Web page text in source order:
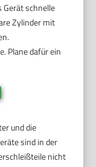
Gerät schnelle
Zylinder mit
Plane dafür ein
und die
sind in der
nicht